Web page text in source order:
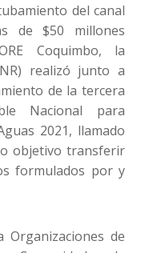
del canal
de $50 millones
Coquimbo, la
realizó junto a
de la tercera
Nacional para
2021, llamado
objetivo transferir
formulados por y
Organizaciones de